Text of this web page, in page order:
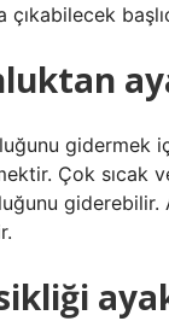
gidermek
Çok sıcak
giderebilir.